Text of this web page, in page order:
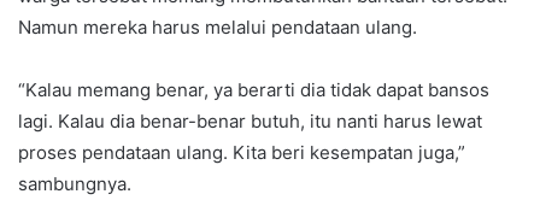
Namun mereka harus melalui pendataan ulang.
“Kalau memang benar, ya berarti dia tidak dapat bansos
lagi. Kalau dia benar-benar butuh, itu nanti harus lewat
proses pendataan ulang. Kita beri kesempatan juga,”
sambungnya.